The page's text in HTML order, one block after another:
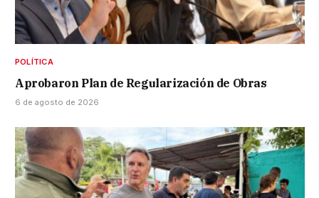
POLÍTICA
Aprobaron Plan de Regularización de Obras
6 de agosto de 2026